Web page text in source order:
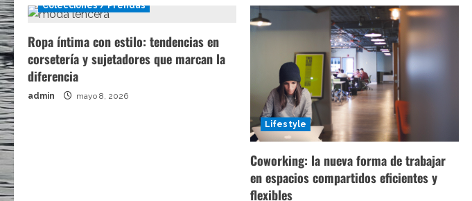
del
cannabis
Colecciones / Prendas
Ropa íntima con estilo: tendencias en
corsetería y sujetadores que marcan la
diferencia
admin mayo 8, 2026
Lifestyle
Coworking: la nueva forma de trabajar
en espacios compartidos eficientes y
flexibles